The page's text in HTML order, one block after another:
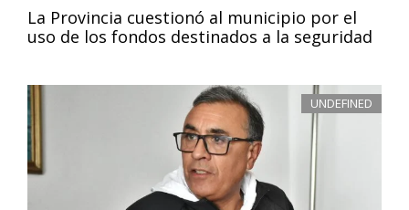
La Provincia cuestionó al municipio por el
uso de los fondos destinados a la seguridad
UNDEFINED